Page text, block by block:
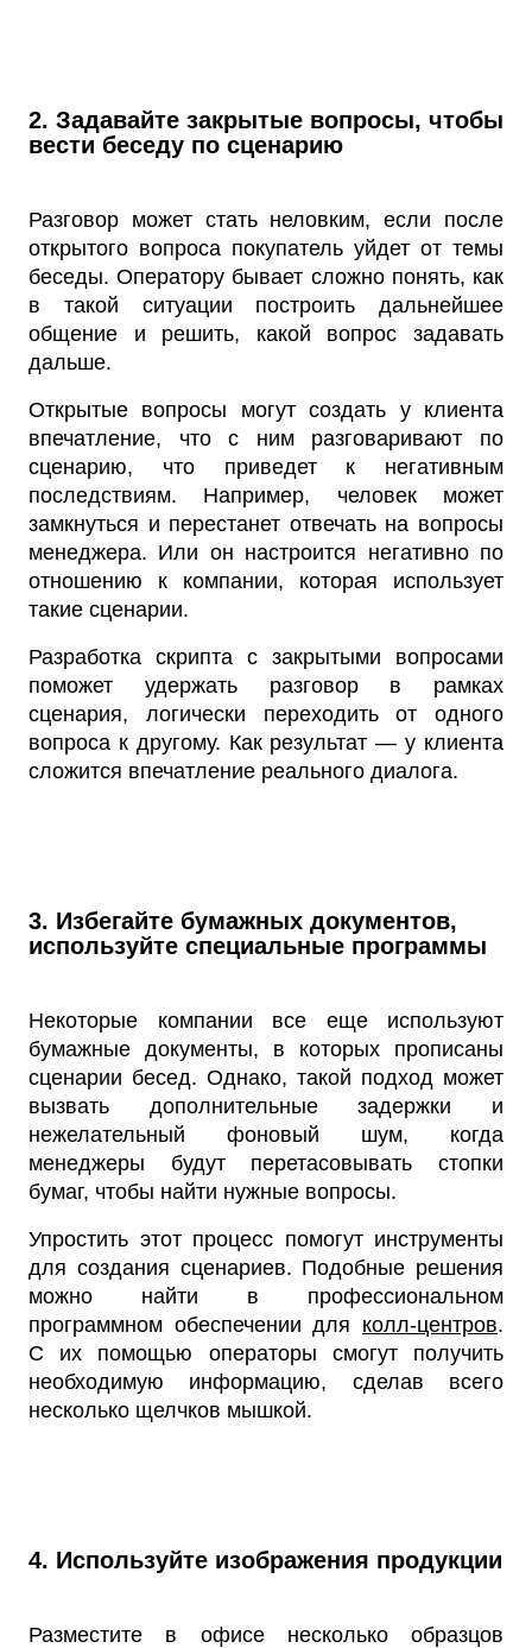
2. Задавайте закрытые вопросы, чтобы
вести беседу по сценарию
Разговор может стать неловким, если после
открытого вопроса покупатель уйдет от темы
беседы. Оператору бывает сложно понять, как
в такой ситуации построить дальнейшее
общение и решить, какой вопрос задавать
дальше.
Открытые вопросы могут создать у клиента
впечатление, что с ним разговаривают по
сценарию, что приведет к негативным
последствиям. Например, человек может
замкнуться и перестанет отвечать на вопросы
менеджера. Или он настроится негативно по
отношению к компании, которая использует
такие сценарии.
Разработка скрипта с закрытыми вопросами
поможет удержать разговор в рамках
сценария, логически переходить от одного
вопроса к другому. Как результат — у клиента
сложится впечатление реального диалога.
3. Избегайте бумажных документов,
используйте специальные программы
Некоторые компании все еще используют
бумажные документы, в которых прописаны
сценарии бесед. Однако, такой подход может
вызвать дополнительные задержки и
нежелательный фоновый шум, когда
менеджеры будут перетасовывать стопки
бумаг, чтобы найти нужные вопросы.
Упростить этот процесс помогут инструменты
для создания сценариев. Подобные решения
можно найти в профессиональном
программном обеспечении для колл-центров.
С их помощью операторы смогут получить
необходимую информацию, сделав всего
несколько щелчков мышкой.
4. Используйте изображения продукции
Разместите в офисе несколько образцов